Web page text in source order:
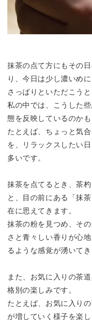
抹茶の点て方にもその
り、今日は少し濃いめ
さっぱりといただこう
私の中では、こうした
態を反映しているのかも
たとえば、ちょっと気
を、リラックスしたい
多いです。
抹茶を点てるとき、茶
と、目の前にある「抹
在に思えてきます。
抹茶の粉を見つめ、そ
さと青々しい香りが心
るような感覚が湧いてき
また、お気に入りの茶
格別の楽しみです。
たとえば、お気に入り
が増していく様子を楽し